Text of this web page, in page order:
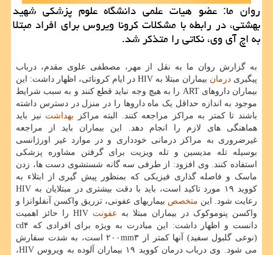
روان ما: عضو هیات علمی دانشگاه علوم پزشکی شهید
بهشتی، در رابطه با مشکلات کرونا ویروس برای افراد مبتلا
به اچ آی وی، نکاتی را متذکر شد.
به گزارش روان ما به نقل از مهر، مصطفی علوی مقدم، درباب
پیگیری درمان
بیماران مبتلا به HIV در ایام کرونائی، اظهار داشت: این
بیماران داروهای ART را به هیچ وجه نباید قطع کنند و به سبب شرایط
موجود به اندازه حداقل یک ماه داروها را در منزل در دسترس داشته
باشند تا کمتر به مراکز مراجعه کنند. البته مراکز بهداشت نیز باید
هماهنگی های لازم را انجام دهد. این بیماران باید از مراجعه
غیرضروری به مراکز درمانی خودداری و در موارد غیر اورژانسی
بوسیله تله مدیسین و تله ویزیت برای گرفتن مشاوره پزشکی
استفاده کنند. وی افزود: از طرفی سه گانه شستشوی دست ها، زدن
ماسک و فاصله گذاری فیزیکی که بمنظور پیش گیری از ابتلاء به
کووید ۱۹ مورد تاکید است، باید با دقت بیشتری در مبتلایان به HIV
رعایت شود. این متخصص بیماریهای عفونی، تزریق واکسن آنفلوانزا و
واکسن پنوموکوک در بیماران مبتلا به عفونت
HIV را حائز اهمیت
دانست و اظهار داشت: این مبادرت به ویژه برای افرادی که cd۴
(نوعی گلبول سفید) آنها کمتر از ۲۰۰mm۳ است، به شدت سفارش
می شود. وی درباب درمان کووید ۱۹ بیماران آلوده به ویروس HIV،